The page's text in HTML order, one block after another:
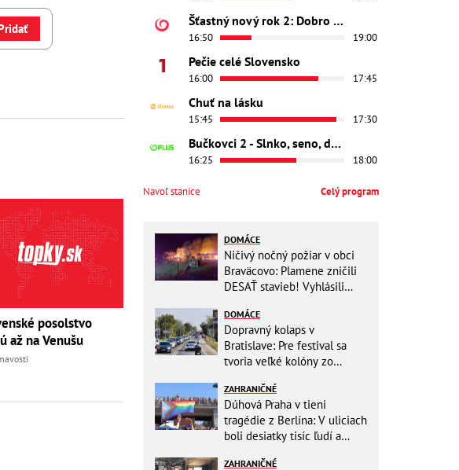
posolstvo
až na Venušu
Šťastný nový rok 2: Dobro došli
16:50 19:00
Pečie celé Slovensko
16:00 17:45
Chuť na lásku
15:45 17:30
Bučkovci 2 - Slnko, seno, dedina
16:25 18:00
Navoľ stanice Celý program
DOMÁCE
Ničivý nočný požiar v obci
Braväcovo: Plamene zničili
DESAŤ stavieb! Vyhlásili
DOMÁCE
Dopravný kolaps v
Bratislave: Pre festival sa
tvoria veľké kolóny zo
ZAHRANIČNÉ
Dúhová Praha v tieni
tragédie z Berlína: V uliciach
boli desiatky tisíc ľudí a
ZAHRANIČNÉ